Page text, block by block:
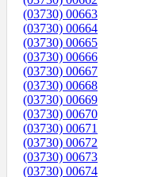
(03730) 00663
(03730) 00664
(03730) 00665
(03730) 00666
(03730) 00667
(03730) 00668
(03730) 00669
(03730) 00670
(03730) 00671
(03730) 00672
(03730) 00673
(03730) 00674